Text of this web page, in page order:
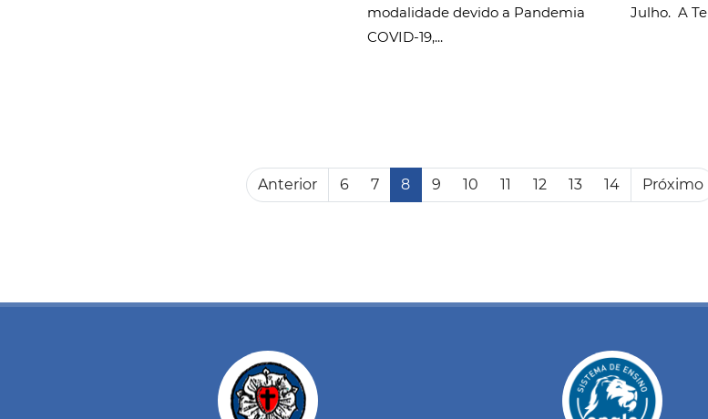
modalidade devido a Pandemia
COVID-19,...
Julho. A
Anterior 6 7 8 9 10 11 12 13 14 Próximo